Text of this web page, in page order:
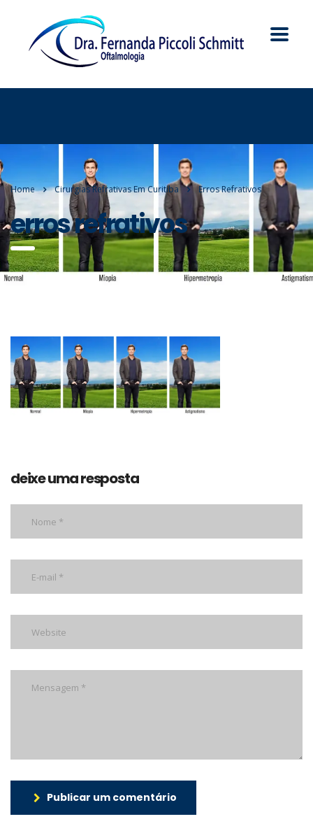
Home Cirurgias Refrativas Em Curitiba Erros Refrativos
erros refrativos
deixe uma resposta
Publicar um comentário